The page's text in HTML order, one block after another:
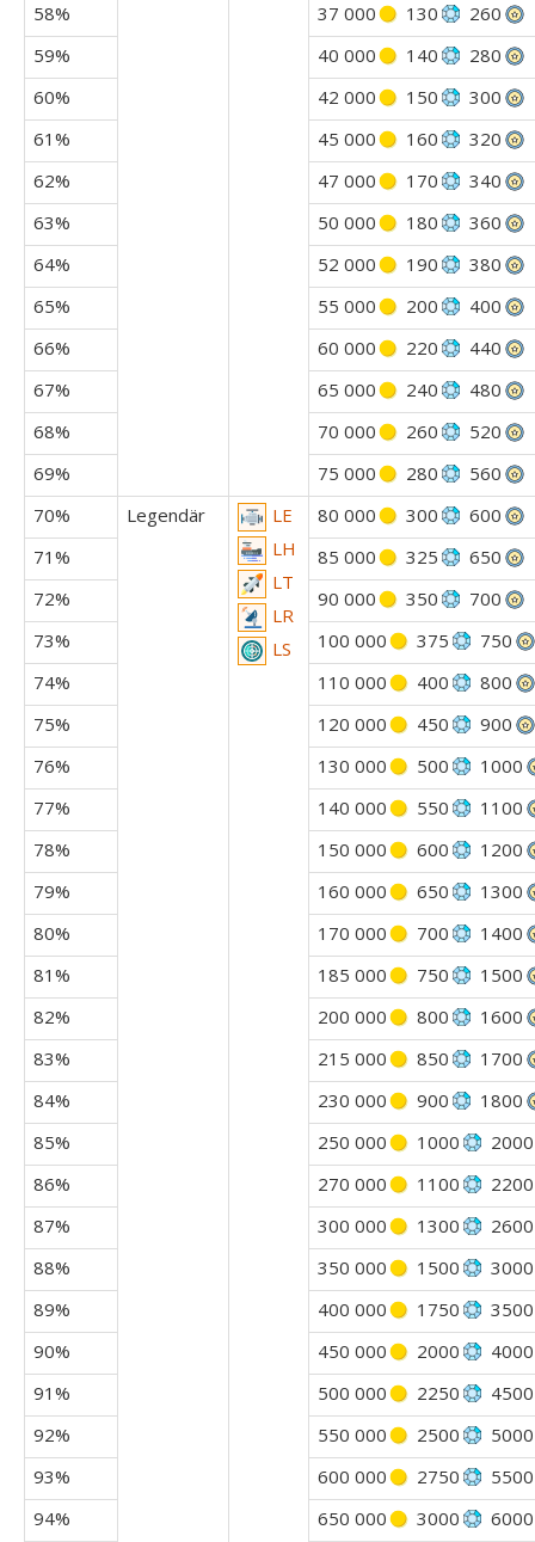
58%
37 000 130
260
59%
40 000 140
280
60%
42 000 150
300
61%
45 000 160
320
62%
47 000 170
340
63%
50 000 180
360
64%
52 000 190
380
65%
55 000 200
400
66%
60 000 220
440
67%
65 000 240
480
68%
70 000 260
520
69%
75 000 280
560
70%
Legendär
LE
LH
LT
LR
LS
80 000 300
600
71%
85 000 325
650
72%
90 000 350
700
73%
100 000 375
750
74%
110 000 400
800
75%
120 000 450
900
76%
130 000 500
1000
77%
140 000 550
1100
78%
150 000 600
1200
79%
160 000 650
1300
80%
170 000 700
1400
81%
185 000 750
1500
82%
200 000 800
1600
83%
215 000 850
1700
84%
230 000 900
1800
85%
250 000 1000
2000
86%
270 000 1100
2200
87%
300 000 1300
2600
88%
350 000 1500
3000
89%
400 000 1750
3500
90%
450 000 2000
4000
91%
500 000 2250
4500
92%
550 000 2500
5000
93%
600 000 2750
5500
94%
650 000 3000
6000